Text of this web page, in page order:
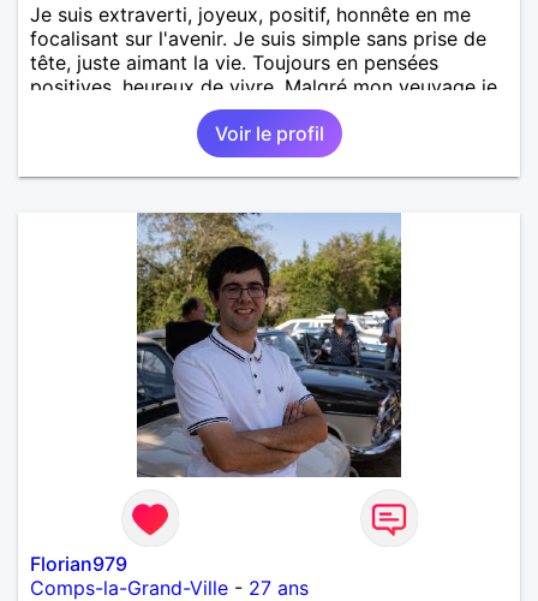
Je suis extraverti, joyeux, positif, honnête en me
focalisant sur l'avenir. Je suis simple sans prise de
tête, juste aimant la vie. Toujours en pensées
positives, heureux de vivre. Malgré mon veuvage je
me tourne vers l'avenir pour une deuxième vie
intense, remplie de joie, de tendresse et pourquoi
pas par la suite d'amour. Déjà dans un premier
temps, se connaître, puis s'apprécier et ensuite
d'étude, je ne me prends pas la tête sur ce niveau.
Mon meilleurs diplôme étant le CEP certificat
d'étude primaire. Avec ce diplôme on sait que je
sais lire, écrire et compter. En raison de mes
principes je ne corresponds pas avec les
demoiselles approchant les moins de 60 ans
Voir le profil
Florian979
Comps-la-Grand-Ville - 27 ans